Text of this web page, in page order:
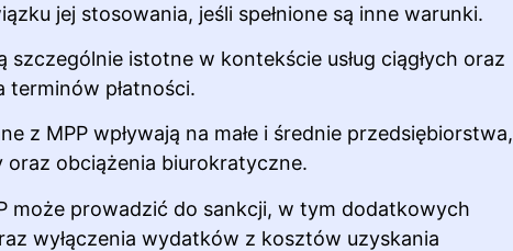
jej stosowania, jeśli spełnione są inne warunki.
szczególnie istotne w kontekście usług ciągłych oraz
terminów płatności.
z MPP wpływają na małe i średnie przedsiębiorstwa,
obciążenia biurokratyczne.
może prowadzić do sankcji, w tym dodatkowych
wyłączenia wydatków z kosztów uzyskania